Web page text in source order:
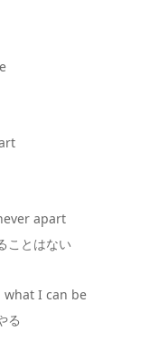
apart
ことはない
I can be
る